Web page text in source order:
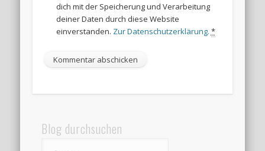
dich mit der Speicherung und Verarbeitung
deiner Daten durch diese Website
einverstanden. Zur Datenschutzerklärung. *
Blog durchsuchen